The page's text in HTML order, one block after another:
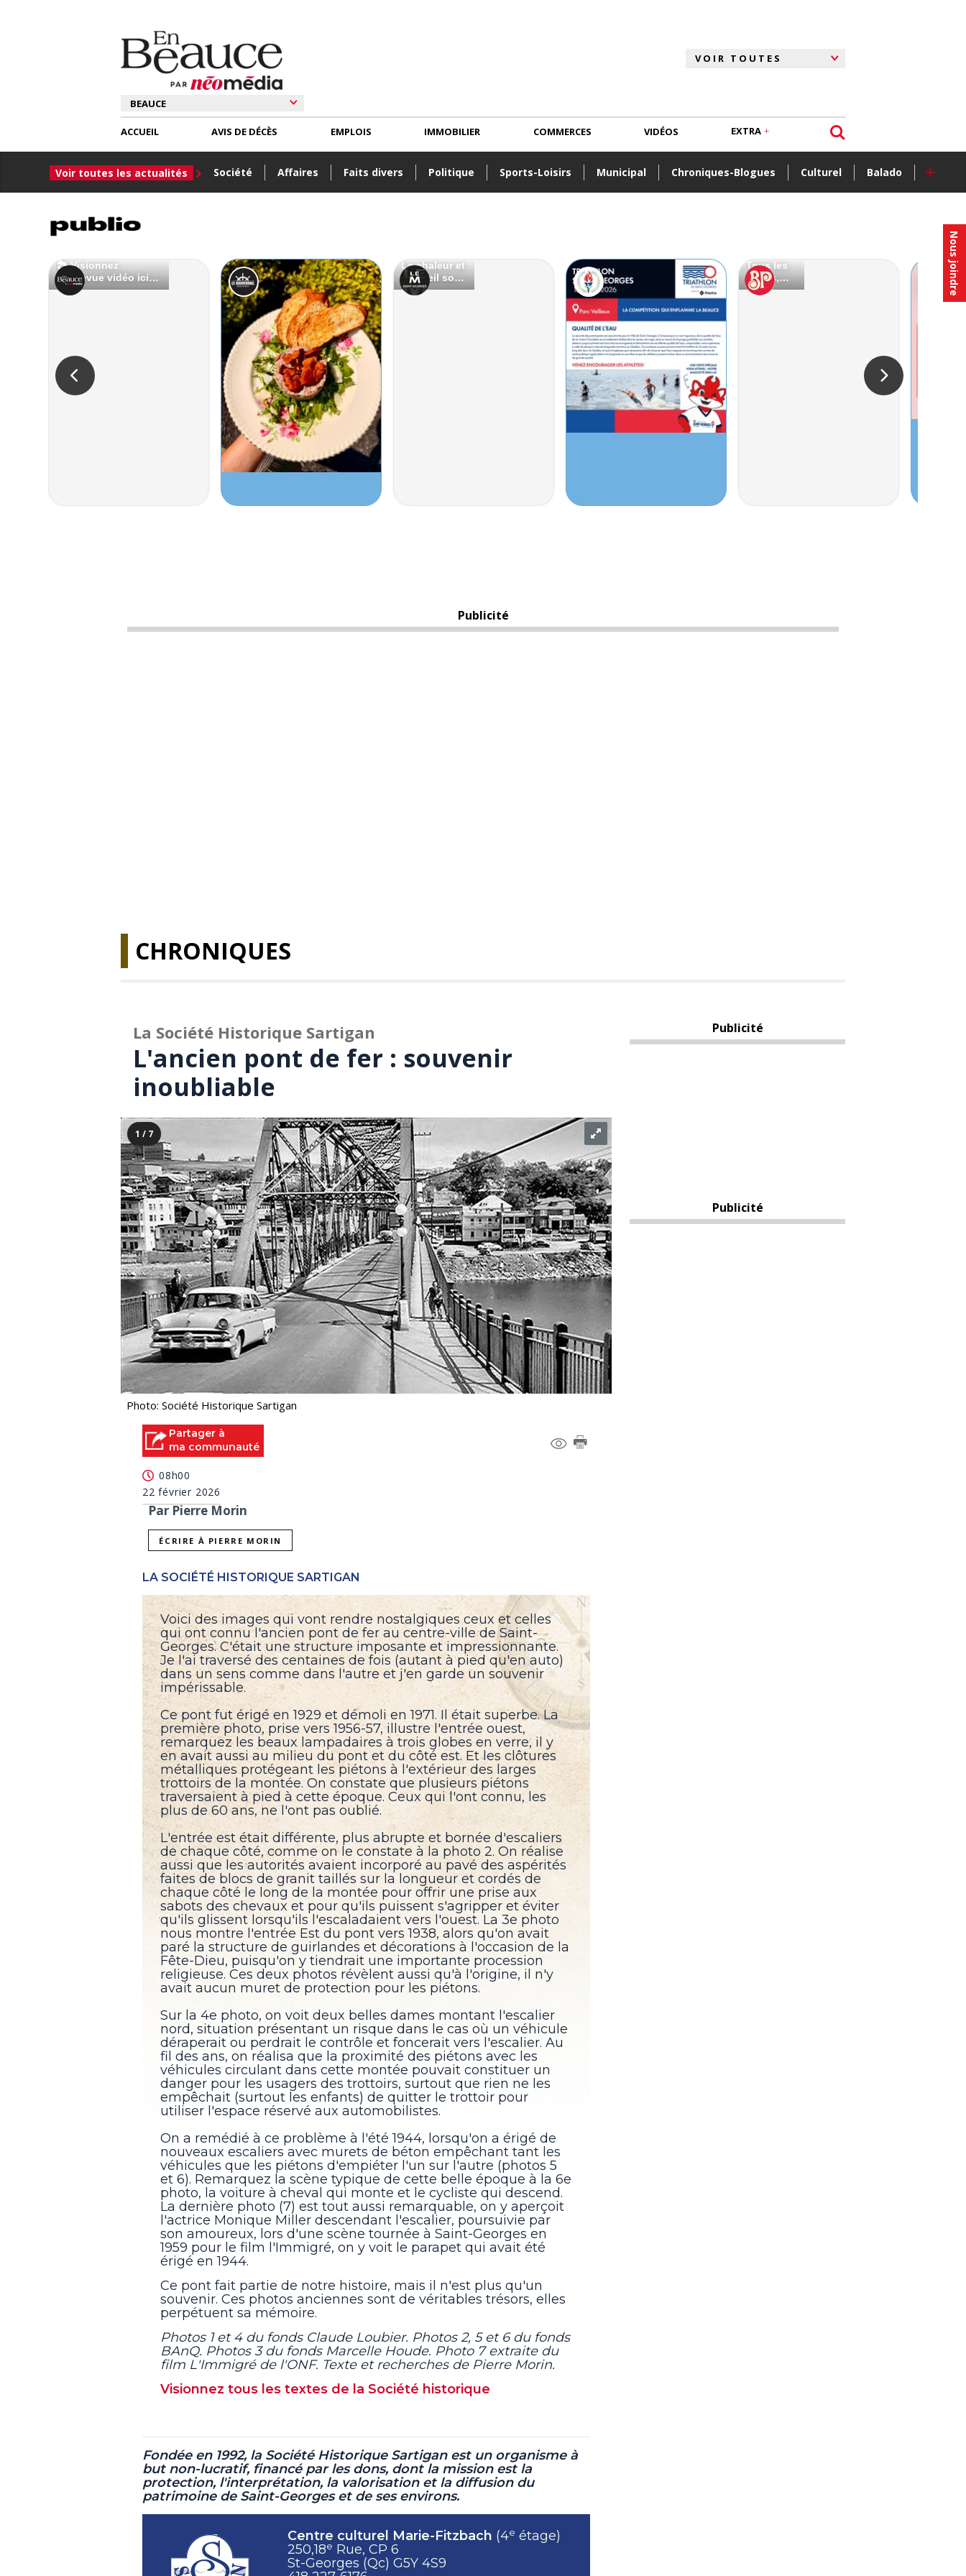
Nous joindre
ACCUEIL
Voir toutes les actualités Société Affaires Faits divers Politique Sports-Loisirs Municipal Chroniques-Blogues Culturel Balado +
AVIS DE DÉCÈS EMPLOIS IMMOBILIER COMMERCES VIDÉOS EXTRA
Publicité
CHRONIQUES
La Société Historique Sartigan
L'ancien pont de fer : souvenir
inoubliable
1 / 7
Photo: Société Historique Sartigan
Partager à
ma communauté
08h00
22 février 2026
Par Pierre Morin
ÉCRIRE À PIERRE MORIN
LA SOCIÉTÉ HISTORIQUE SARTIGAN
Voici des images qui vont rendre nostalgiques ceux et celles
qui ont connu l'ancien pont de fer au centre-ville de Saint-
Georges. C'était une structure imposante et impressionnante.
Je l'ai traversé des centaines de fois (autant à pied qu'en auto)
dans un sens comme dans l'autre et j'en garde un souvenir
impérissable.
Ce pont fut érigé en 1929 et démoli en 1971. Il était superbe. La
première photo, prise vers 1956-57, illustre l'entrée ouest,
remarquez les beaux lampadaires à trois globes en verre, il y
en avait aussi au milieu du pont et du côté est. Et les clôtures
métalliques protégeant les piétons à l'extérieur des larges
trottoirs de la montée. On constate que plusieurs piétons
traversaient à pied à cette époque. Ceux qui l'ont connu, les
plus de 60 ans, ne l'ont pas oublié.
L'entrée est était différente, plus abrupte et bornée d'escaliers
de chaque côté, comme on le constate à la photo 2. On réalise
aussi que les autorités avaient incorporé au pavé des aspérités
faites de blocs de granit taillés sur la longueur et cordés de
chaque côté le long de la montée pour offrir une prise aux
sabots des chevaux et pour qu'ils puissent s'agripper et éviter
qu'ils glissent lorsqu'ils l'escaladaient vers l'ouest. La 3e photo
nous montre l'entrée Est du pont vers 1938, alors qu'on avait
paré la structure de guirlandes et décorations à l'occasion de la
Fête-Dieu, puisqu'on y tiendrait une importante procession
religieuse. Ces deux photos révèlent aussi qu'à l'origine, il n'y
avait aucun muret de protection pour les piétons.
Sur la 4e photo, on voit deux belles dames montant l'escalier
nord, situation présentant un risque dans le cas où un véhicule
déraperait ou perdrait le contrôle et foncerait vers l'escalier. Au
fil des ans, on réalisa que la proximité des piétons avec les
véhicules circulant dans cette montée pouvait constituer un
danger pour les usagers des trottoirs, surtout que rien ne les
empêchait (surtout les enfants) de quitter le trottoir pour
utiliser l'espace réservé aux automobilistes.
On a remédié à ce problème à l'été 1944, lorsqu'on a érigé de
nouveaux escaliers avec murets de béton empêchant tant les
véhicules que les piétons d'empiéter l'un sur l'autre (photos 5
et 6). Remarquez la scène typique de cette belle époque à la 6e
photo, la voiture à cheval qui monte et le cycliste qui descend.
La dernière photo (7) est tout aussi remarquable, on y aperçoit
l'actrice Monique Miller descendant l'escalier, poursuivie par
son amoureux, lors d'une scène tournée à Saint-Georges en
1959 pour le film l'Immigré, on y voit le parapet qui avait été
érigé en 1944.
Ce pont fait partie de notre histoire, mais il n'est plus qu'un
souvenir. Ces photos anciennes sont de véritables trésors, elles
perpétuent sa mémoire.
Photos 1 et 4 du fonds Claude Loubier. Photos 2, 5 et 6 du fonds
BAnQ. Photos 3 du fonds Marcelle Houde. Photo 7 extraite du
film L'Immigré de l'ONF. Texte et recherches de Pierre Morin.
Visionnez tous les textes de la Société historique
Fondée en 1992, la Société Historique Sartigan est un organisme à
but non-lucratif, financé par les dons, dont la mission est la
protection, l'interprétation, la valorisation et la diffusion du
patrimoine de Saint-Georges et de ses environs.
Centre culturel Marie-Fitzbach (4e étage)
250,18e Rue, CP 6
St-Georges (Qc) G5Y 4S9
Publicité
Publicité